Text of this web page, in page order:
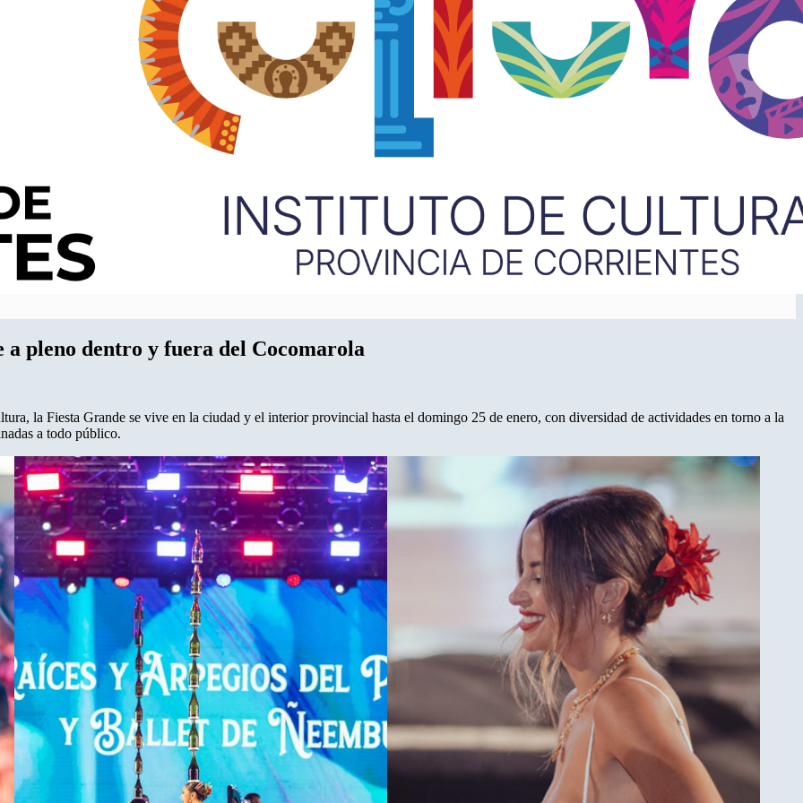
a pleno dentro y fuera del Cocomarola
la Fiesta Grande se vive en la ciudad y el interior provincial hasta el domingo 25 de enero, con diversidad de actividades en torno a la
a todo público.